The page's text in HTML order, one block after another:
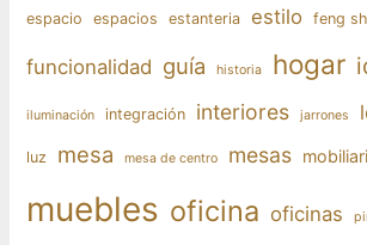
espacio espacios estanteria estilo feng
funcionalidad guía historia hogar
iluminación integración interiores jarrones
luz mesa mesa de centro mesas
muebles oficina oficinas